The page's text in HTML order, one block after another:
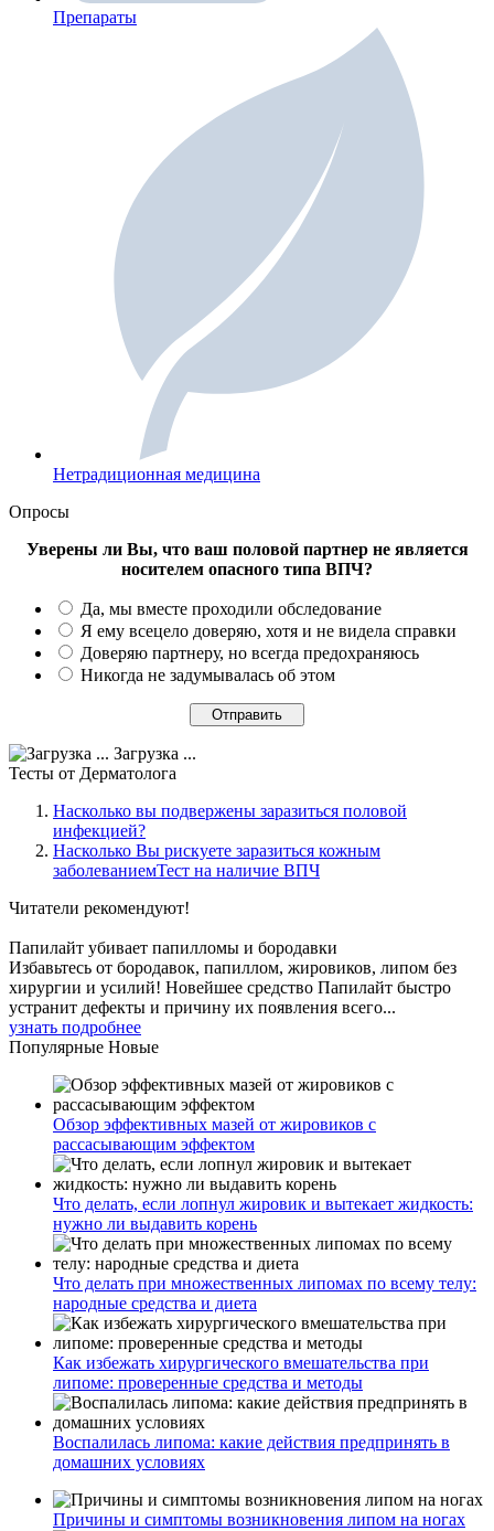
Препараты
Нетрадиционная медицина
Опросы
Уверены ли Вы, что ваш половой партнер не является
носителем опасного типа ВПЧ?
Да, мы вместе проходили обследование
Я ему всецело доверяю, хотя и не видела справки
Доверяю партнеру, но всегда предохраняюсь
Никогда не задумывалась об этом
Загрузка ...
Тесты от Дерматолога
Насколько вы подвержены заразиться половой
инфекцией?
Насколько Вы рискуете заразиться кожным
заболеваниемТест на наличие ВПЧ
Читатели рекомендуют!
Папилайт убивает папилломы и бородавки
Избавьтесь от бородавок, папиллом, жировиков, липом без
хирургии и усилий! Новейшее средство Папилайт быстро
устранит дефекты и причину их появления всего...
узнать подробнее
Популярные Новые
Обзор эффективных мазей от жировиков с
рассасывающим эффектом
Что делать, если лопнул жировик и вытекает жидкость:
нужно ли выдавить корень
Что делать при множественных липомах по всему телу:
народные средства и диета
Как избежать хирургического вмешательства при
липоме: проверенные средства и методы
Воспалилась липома: какие действия предпринять в
домашних условиях
Причины и симптомы возникновения липом на ногах